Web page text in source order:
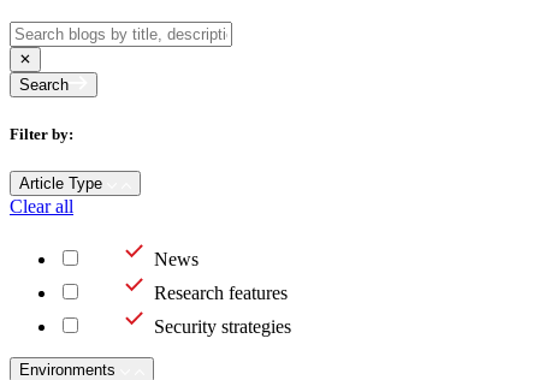
Search
Filter by:
Article Type
Clear all
News
Research features
Security strategies
Environments